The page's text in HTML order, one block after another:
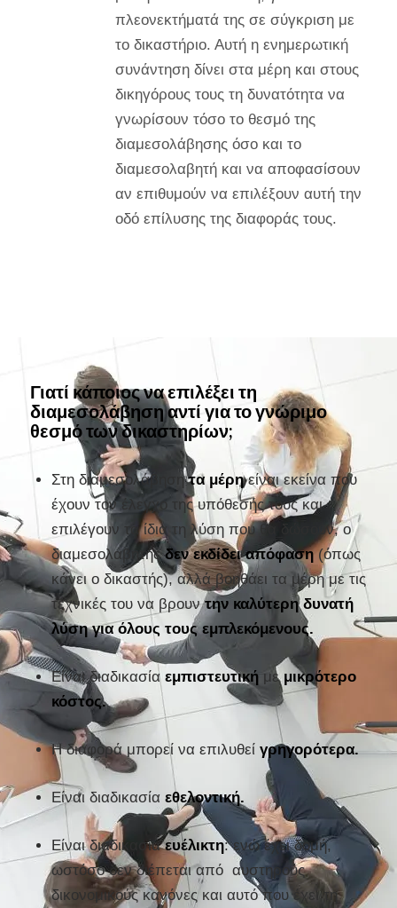
πλεονεκτήματά της σε σύγκριση με
το δικαστήριο. Αυτή η ενημερωτική
συνάντηση δίνει στα μέρη και στους
δικηγόρους τους τη δυνατότητα να
γνωρίσουν τόσο το θεσμό της
διαμεσολάβησης όσο και το
διαμεσολαβητή και να αποφασίσουν
αν επιθυμούν να επιλέξουν αυτή την
οδό επίλυσης της διαφοράς τους.
Γιατί κάποιος να επιλέξει τη
διαμεσολάβηση αντί για το γνώριμο
θεσμό των δικαστηρίων;
Στη διαμεσολάβησητα μέρηείναι εκείνα που
έχουν τον έλεγχο της υπόθεσής τους και
επιλέγουν τα ίδια τη λύση που θα δώσουν, ο
διαμεσολαβητήςδεν εκδίδει απόφαση(όπως
κάνει ο δικαστής), αλλά βοηθάει τα μέρη με τις
τεχνικές του να βρουντην καλύτερη δυνατή
λύση για όλους τους εμπλεκόμενους.
Είναι διαδικασία εμπιστευτική μεμικρότερο
κόστος.
Η διαφορά μπορεί να επιλυθεί γρηγορότερα.
Είναι διαδικασία εθελοντική.
Είναι διαδικασίαευέλικτη: ενώ έχει δομή,
ωστόσο δεν διέπεται από αυστηρούς
δικονομικούς κανόνες και αυτό που έχει τη